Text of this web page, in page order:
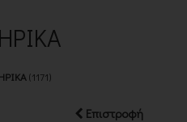
(1171)
Επιστροφή